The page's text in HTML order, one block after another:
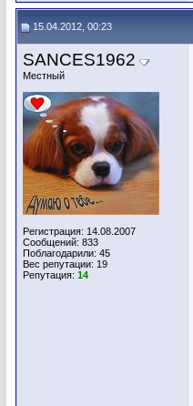
15.04.2012, 00:23
SANCES1962
Местный
Регистрация: 14.08.2007
Сообщений: 833
Поблагодарили: 45
Вес репутации: 19
Репутация: 14